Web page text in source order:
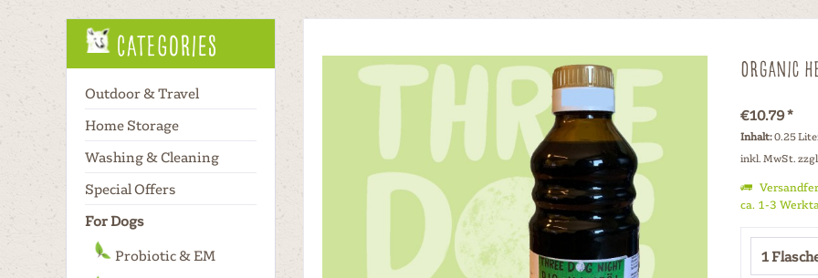
Categories
Outdoor & Travel
Home Storage
Washing & Cleaning
Special Offers
For Dogs
Probiotic & EM
Organic
€10.79 *
Inhalt:0.25
inkl. MwSt.
ca. 1-3